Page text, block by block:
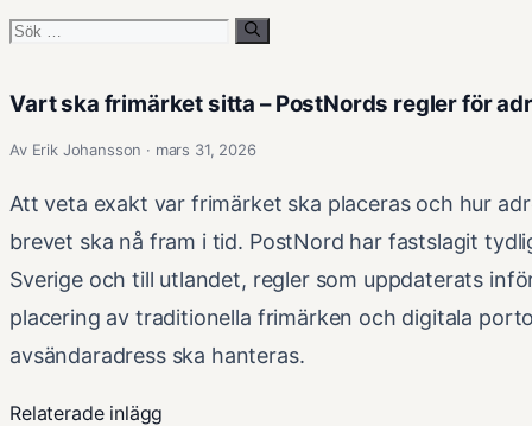
Sök
Vart ska frimärket sitta – PostNords regler för
Av Erik Johansson · mars 31, 2026
Att veta exakt var frimärket ska placeras och hur
brevet ska nå fram i tid. PostNord har fastslagit
Sverige och till utlandet, regler som uppdaterats
placering av traditionella frimärken och digitala
avsändaradress ska hanteras.
Relaterade inlägg